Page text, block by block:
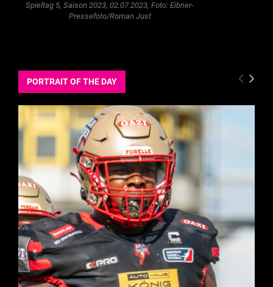
Spieltag 5, Saison 2023, 02.07.2023, Foto: Eibner-
Pressefoto/Roman Just
PORTRAIT OF THE DAY